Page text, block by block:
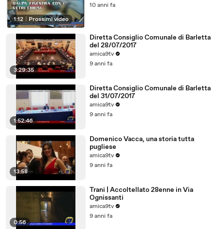
1:12 Prossimi video
10 anni fa
3:29:35
Diretta Consiglio Comunale di Barletta
del 28/07/2017
amica9tv
9 anni fa
1:52:46
Diretta Consiglio Comunale di Barletta
del 31/07/2017
amica9tv
9 anni fa
13:58
Domenico Vacca, una storia tutta
pugliese
amica9tv
9 anni fa
0:56
Trani | Accoltellato 28enne in Via
Ognissanti
amica9tv
9 anni fa